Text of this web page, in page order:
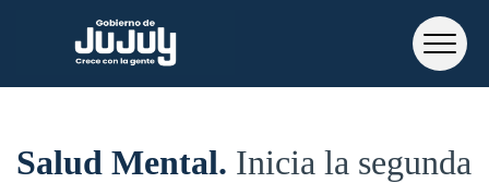
Salud Mental Inicia la segunda